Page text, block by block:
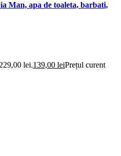
Man, apa de toaleta, barbati,
lei.139,00 leiPrețul curent